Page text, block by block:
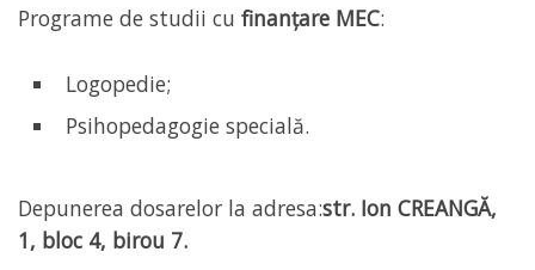
Programe de studii cu finanțare MEC:
Logopedie;
Psihopedagogie specială.
Depunerea dosarelor la adresa:str. Ion CREANGĂ,
1, bloc 4, birou 7.